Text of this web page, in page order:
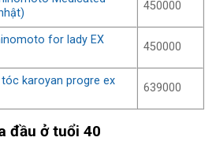
450000
for lady EX
450000
karoyan progre ex
639000
đầu ở tuổi 40